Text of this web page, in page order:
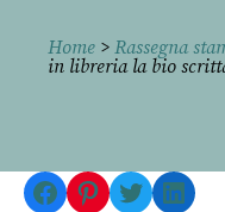
Home > Rassegna
in libreria la bio
Facebook
Pinterest
Twitter